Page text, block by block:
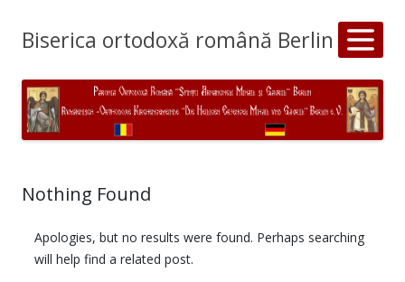
Biserica ortodoxă română Berlin
Nothing Found
Apologies, but no results were found. Perhaps searching
will help find a related post.